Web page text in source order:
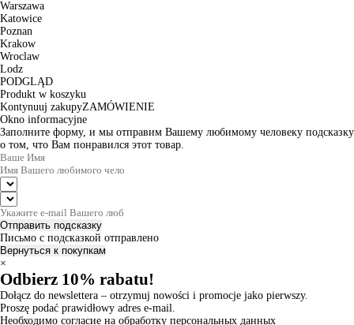
Warszawa
Katowice
Poznan
Krakow
Wroclaw
Lodz
PODGLĄD
Produkt w koszyku
Kontynuuj zakupyZAMÓWIENIE
Okno informacyjne
Заполните форму, и мы отправим Вашему любимому человеку подсказку
о том, что Вам понравился этот товар.
Отправить подсказку
Письмо с подсказкой отправлено
Вернуться к покупкам
×
Odbierz 10% rabatu!
Dołącz do newslettera – otrzymuj nowości i promocje jako pierwszy.
Proszę podać prawidłowy adres e-mail.
Необходимо согласие на обработку персональных данных